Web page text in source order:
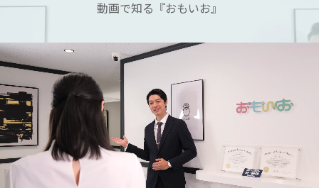
動画で知る『おもいお』